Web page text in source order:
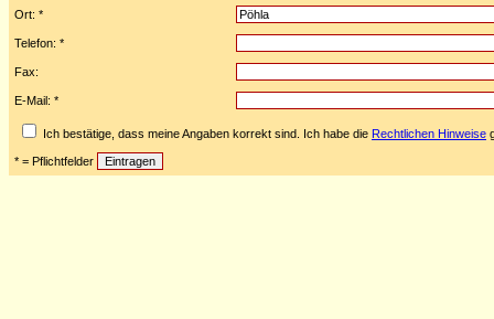
Ort: *
Telefon: *
Fax:
E-Mail: *
Ich bestätige, dass meine Angaben korrekt sind. Ich habe die Rechtlichen Hinweise
* = Pflichtfelder